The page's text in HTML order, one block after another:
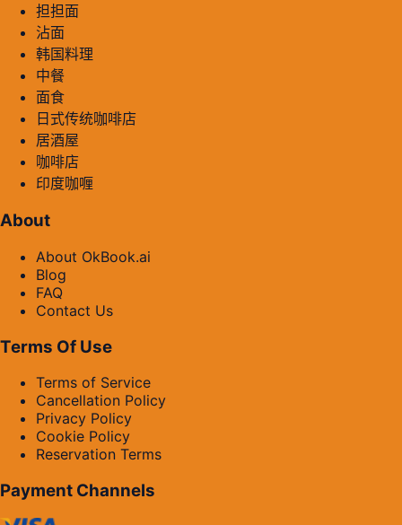
担担面
沾面
韩国料理
中餐
面食
日式传统咖啡店
居酒屋
咖啡店
印度咖喱
About
About OkBook.ai
Blog
FAQ
Contact Us
Terms Of Use
Terms of Service
Cancellation Policy
Privacy Policy
Cookie Policy
Reservation Terms
Payment Channels